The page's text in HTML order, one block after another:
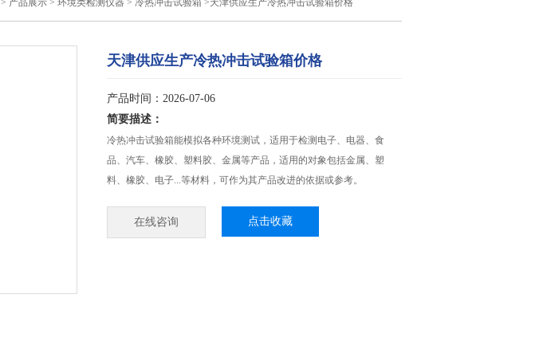
> 产品展示 > 环境类检测仪器 > 冷热冲击试验箱 >天津供应生产冷热冲击试验箱价格
天津供应生产冷热冲击试验箱价格
产品时间：2026-07-06
简要描述：
冷热冲击试验箱能模拟各种环境测试，适用于检测电子、电器、食
品、汽车、橡胶、塑料胶、金属等产品，适用的对象包括金属、塑
料、橡胶、电子...等材料，可作为其产品改进的依据或参考。
在线咨询 点击收藏